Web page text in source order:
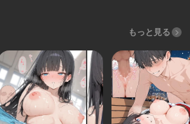
もっと見る